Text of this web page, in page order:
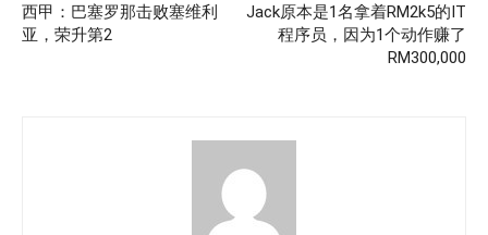
西甲：巴塞罗那击败塞维利
亚，荣升第2
Jack原本是1名拿着RM2k5的IT
程序员，因为1个动作赚了
RM300,000